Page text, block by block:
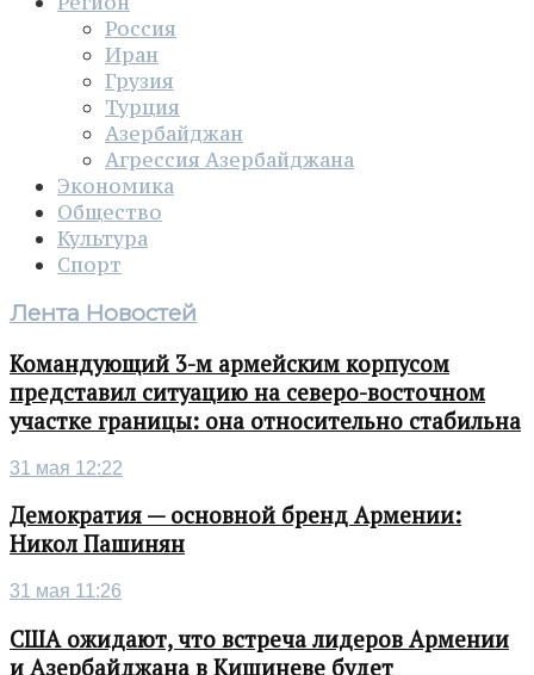
Россия
Иран
Грузия
Турция
Азербайджан
Агрессия Азербайджана
Экономика
Общество
Культура
Спорт
Лента Новостей
Командующий 3-м армейским корпусом
представил ситуацию на северо-восточном
участке границы: она относительно стабильна
31 мая 12:22
Демократия — основной бренд Армении:
Никол Пашинян
31 мая 11:26
США ожидают, что встреча лидеров Армении
и Азербайджана в Кишиневе будет